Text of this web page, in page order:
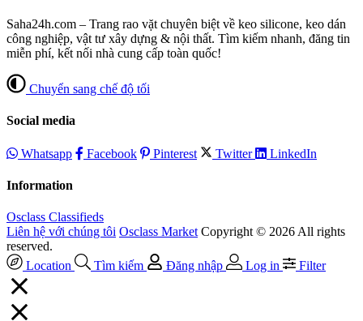
Saha24h.com – Trang rao vặt chuyên biệt về keo silicone, keo dán
công nghiệp, vật tư xây dựng & nội thất. Tìm kiếm nhanh, đăng tin
miễn phí, kết nối nhà cung cấp toàn quốc!
Chuyển sang chế độ tối
Social media
Whatsapp Facebook Pinterest Twitter LinkedIn
Information
Osclass Classifieds
Liên hệ với chúng tôi Osclass Market Copyright © 2026 All rights
reserved.
Location
Tìm kiếm Đăng nhập Log in Filter